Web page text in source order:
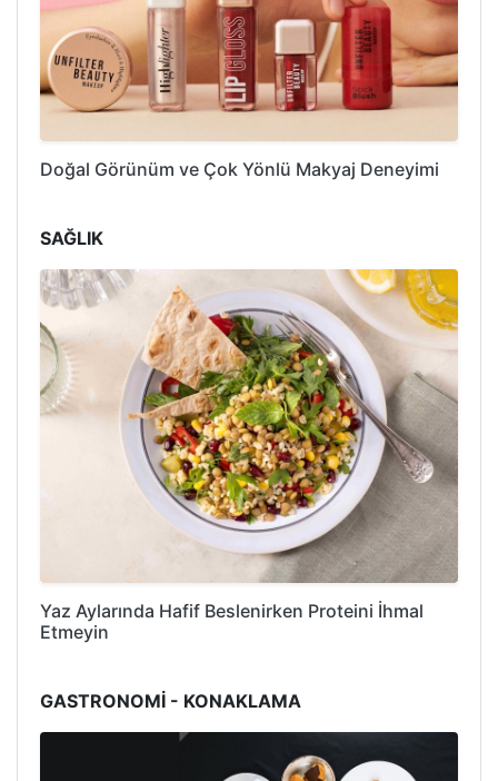
Doğal Görünüm ve Çok Yönlü Makyaj Deneyimi
SAĞLIK
Yaz Aylarında Hafif Beslenirken Proteini İhmal
Etmeyin
GASTRONOMİ - KONAKLAMA